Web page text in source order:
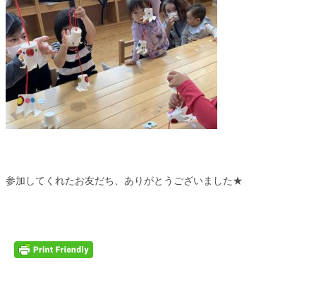
参加してくれたお友だち、ありがとうございました★